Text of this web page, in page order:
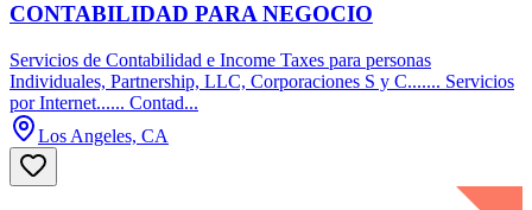
CONTABILIDAD PARA NEGOCIO
Servicios de Contabilidad e Income Taxes para personas
Individuales, Partnership, LLC, Corporaciones S y C....... Servicios
por Internet...... Contad...
Los Angeles, CA